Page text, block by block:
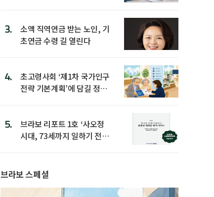
3.
소액 직역연금 받는 노인, 기
초연금 수령 길 열린다
4.
초고령사회 ‘제1차 국가인구
전략 기본계획’에 담길 정책
5.
브라보 리포트 1호 ‘사오정
시대, 73세까지 일하기 전략’
브라보 스페셜